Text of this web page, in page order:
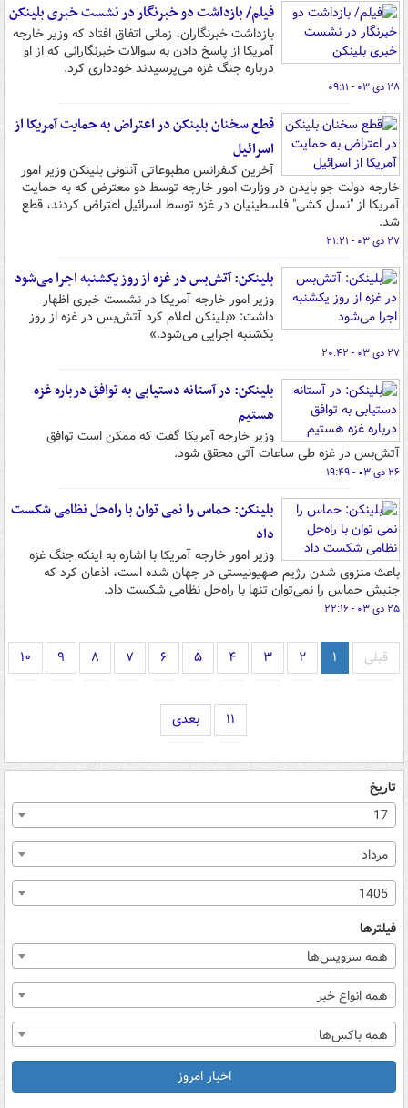
فیلم/ بازداشت دو خبرنگار در نشست خبری بلینکن
بازداشت خبرنگاران، زمانی اتفاق افتاد که وزیر خارجه
آمریکا از پاسخ دادن به سوالات خبرنگارانی که از او
درباره جنگ غزه می‌پرسیدند خودداری کرد.
۲۸ دی ۰۳ - ۰۹:۱۱
قطع سخنان بلینکن در اعتراض به حمایت آمریکا از
اسرائیل
آخرین کنفرانس مطبوعاتی آنتونی بلینکن وزیر امور
خارجه دولت جو بایدن در وزارت امور خارجه توسط دو معترض که به حمایت
آمریکا از "نسل کشی" فلسطینیان در غزه توسط اسرائیل اعتراض کردند، قطع
شد.
۲۷ دی ۰۳ - ۲۱:۲۱
بلینکن: آتش‌بس در غزه از روز یکشنبه اجرا می‌شود
وزیر امور خارجه آمریکا در نشست خبری اظهار
داشت: «بلینکن اعلام کرد آتش‌بس در غزه از روز
یکشنبه اجرایی می‌شود.»
۲۷ دی ۰۳ - ۲۰:۴۲
بلینکن: در آستانه دستیابی به توافق درباره غزه
هستیم
وزیر خارجه آمریکا گفت که ممکن است توافق
آتش‌بس در غزه طی ساعات آتی محقق شود.
۲۶ دی ۰۳ - ۱۹:۴۹
بلینکن: حماس را نمی توان با راه‌حل نظامی شکست
داد
وزیر امور خارجه آمریکا با اشاره به اینکه جنگ غزه
باعث منزوی شدن رژیم صهیونیستی در جهان شده است، اذعان کرد که
جنبش حماس را نمی‌توان تنها با راه‌حل نظامی شکست داد.
۲۵ دی ۰۳ - ۲۲:۱۶
قبلی ۱ ۲ ۳ ۴ ۵ ۶ ۷ ۸ ۹ ۱۰
۱۱ بعدی
تاریخ
17
مرداد
1405
فیلترها
همه سرویس‌ها
همه انواع خبر
همه باکس‌ها
اخبار امروز